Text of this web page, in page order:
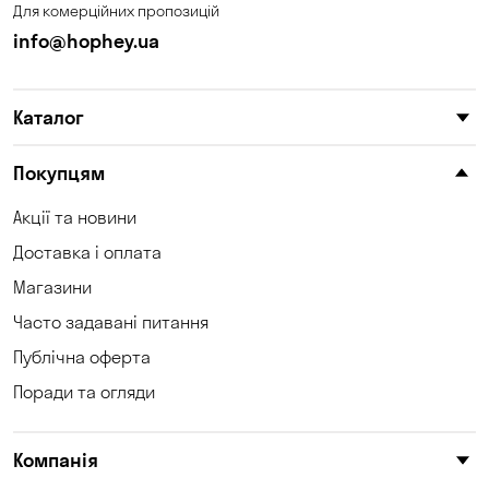
Для комерційних пропозицій
info@hophey.ua
Каталог
Покупцям
Акції та новини
Доставка і оплата
Магазини
Часто задавані питання
Публічна оферта
Поради та огляди
Компанія